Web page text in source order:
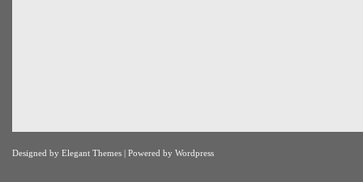
Designed by Elegant Themes | Powered by Wordpress